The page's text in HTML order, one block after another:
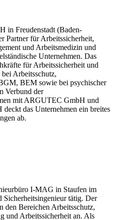
in Freudenstadt (Baden-
Partner für Arbeitssicherheit,
und Arbeitsmedizin und
Unternehmen. Das
für Arbeitssicherheit und
Arbeitsschutz,
BEM sowie bei psychischer
Verbund der
mit ARGUTEC GmbH und
das Unternehmen ein breites
ab.
I-MAG in Staufen im
Sicherheitsingenieur tätig. Der
den Bereichen Arbeitsschutz,
und Arbeitssicherheit an. Als